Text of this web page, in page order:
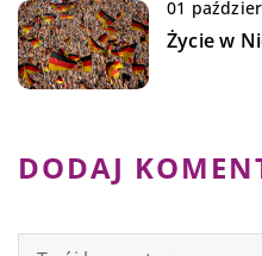
01
Życie w
DODAJ